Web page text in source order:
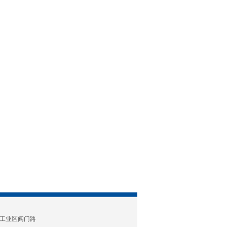
业区阀门路